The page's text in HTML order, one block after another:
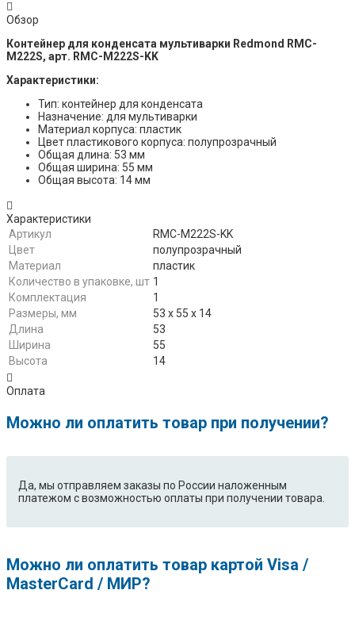
Обзор
Контейнер для конденсата мультиварки Redmond RMC-
M222S, арт. RMC-M222S-KK
Характеристики:
Тип: контейнер для конденсата
Назначение: для мультиварки
Mатериал корпуса: пластик
Цвет пластикового корпуса: полупрозрачный
Общая длина: 53 мм
Общая ширина: 55 мм
Общая высота: 14 мм
Характеристики
Артикул
RMC-M222S-KK
Цвет
полупрозрачный
Материал
пластик
Количество в упаковке, шт 1
Комплектация
1
Размеры, мм
53 х 55 х 14
Длина
53
Ширина
55
Высота
14
Оплата
Можно ли оплатить товар при получении?
Да, мы отправляем заказы по России наложенным
платежом с возможностью оплаты при получении товара.
Можно ли оплатить товар картой Visa /
MasterCard / МИР?